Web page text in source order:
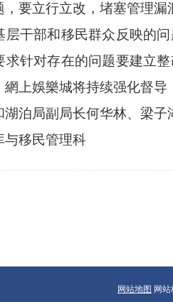
要立行立改，堵塞管理漏
层干部和移民群众反映的
求针对存在的问题要建立
上娛樂城将持续强化督导
泊局副局长何华林、梁子
与移民管理科
网站地图 网